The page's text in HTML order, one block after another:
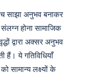
साझा अनुभव बनाकर
होना सामाजिक
द्वारा अक्सर अनुभव
हैं। ये गतिविधियाँ
सामान्य लक्ष्यों के